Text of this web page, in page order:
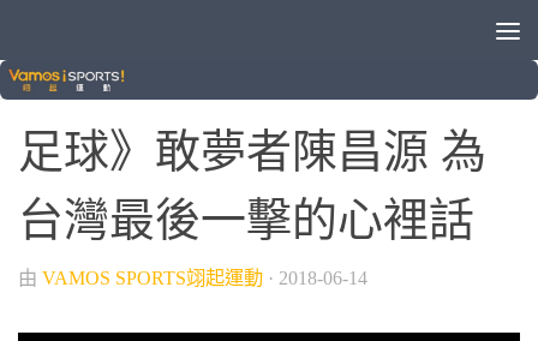
球類運動 / 足球
足球》敢夢者陳昌源 為
台灣最後一擊的心裡話
由 VAMOS SPORTS翊起運動 · 2018-06-14